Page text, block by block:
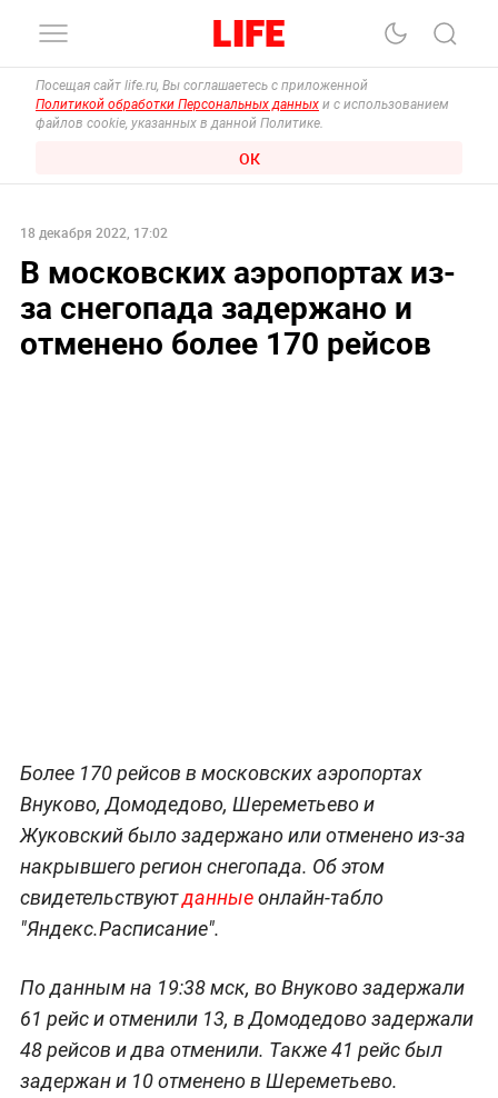
Посещая сайт life.ru, Вы соглашаетесь с приложенной
Политикой обработки Персональных данных и с использованием
файлов cookie, указанных в данной Политике.
ОК
18 декабря 2022, 17:02
В московских аэропортах из-
за снегопада задержано и
отменено более 170 рейсов
Более 170 рейсов в московских аэропортах
Внуково, Домодедово, Шереметьево и
Жуковский было задержано или отменено из-за
накрывшего регион снегопада. Об этом
свидетельствуютданныеонлайн-табло
"Яндекс.Расписание".
По данным на 19:38 мск, во Внуково задержали
61 рейс и отменили 13, в Домодедово задержали
48 рейсов и два отменили. Также 41 рейс был
задержан и 10 отменено в Шереметьево.